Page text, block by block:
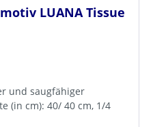
LUANA Tissue
und saugfähiger
(in cm): 40/ 40 cm, 1/4